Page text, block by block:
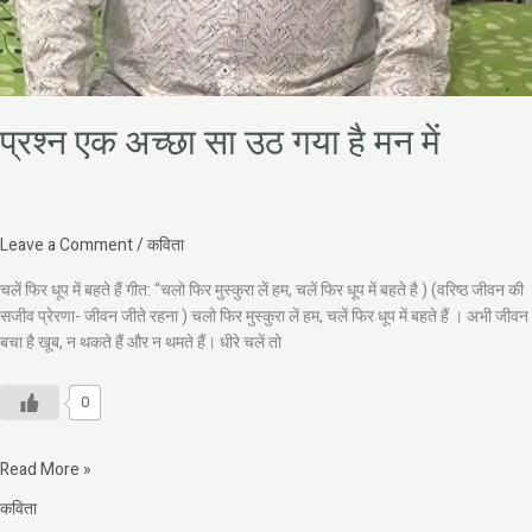
प्रश्न एक अच्छा सा उठ गया है मन में
Leave a Comment/कविता
चलें फिर धूप में बहते हैं गीत: “चलो फिर मुस्कुरा लें हम, चलें फिर धूप में बहते है ) (वरिष्ठ जीवन की
सजीव प्रेरणा- जीवन जीते रहना ) चलो फिर मुस्कुरा लें हम, चलें फिर धूप में बहते हैं । अभी जीवन
बचा है खूब, न थकते हैं और न थमते हैं। धीरे चलें तो
0
Read More »
कविता